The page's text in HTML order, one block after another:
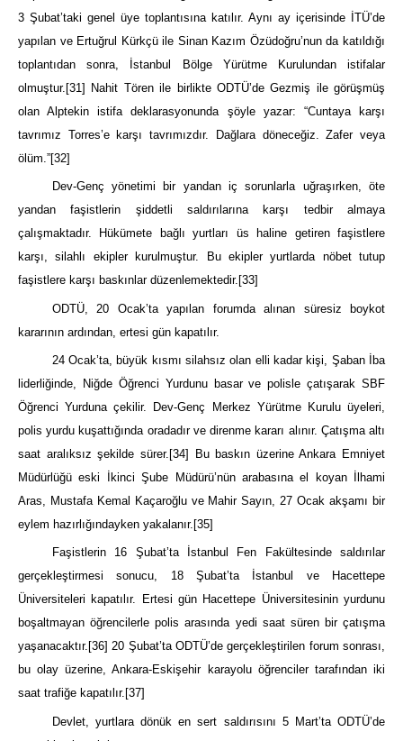
3 Şubat’taki genel üye toplantısına katılır. Aynı ay içerisinde İTÜ’de
yapılan ve Ertuğrul Kürkçü ile Sinan Kazım Özüdoğru’nun da katıldığı
toplantıdan sonra, İstanbul Bölge Yürütme Kurulundan istifalar
olmuştur. [31]
Nahit Tören ile birlikte ODTÜ’de Gezmiş ile görüşmüş
olan Alptekin istifa deklarasyonunda şöyle yazar: “Cuntaya karşı
tavrımız Torres’e karşı tavrımızdır. Dağlara döneceğiz. Zafer veya
ölüm.”[32]
Dev-Genç yönetimi bir yandan iç sorunlarla uğraşırken, öte
yandan faşistlerin şiddetli saldırılarına karşı tedbir almaya
çalışmaktadır. Hükümete bağlı yurtları üs haline getiren faşistlere
karşı, silahlı ekipler kurulmuştur. Bu ekipler yurtlarda nöbet tutup
faşistlere karşı baskınlar düzenlemektedir. [33]
ODTÜ, 20 Ocak’ta yapılan forumda alınan süresiz boykot
kararının ardından, ertesi gün kapatılır.
24 Ocak’ta, büyük kısmı silahsız olan elli kadar kişi, Şaban İba
liderliğinde, Niğde Öğrenci Yurdunu basar ve polisle çatışarak SBF
Öğrenci Yurduna çekilir. Dev-Genç Merkez Yürütme Kurulu üyeleri,
polis yurdu kuşattığında oradadır ve direnme kararı alınır. Çatışma altı
saat aralıksız şekilde sürer. [34]
Bu baskın üzerine Ankara Emniyet
Müdürlüğü eski İkinci Şube Müdürü’nün arabasına el koyan İlhami
Aras, Mustafa Kemal Kaçaroğlu ve Mahir Sayın, 27 Ocak akşamı bir
eylem hazırlığındayken yakalanır. [35]
Faşistlerin 16 Şubat’ta İstanbul Fen Fakültesinde saldırılar
gerçekleştirmesi sonucu, 18 Şubat’ta İstanbul ve Hacettepe
Üniversiteleri kapatılır. Ertesi gün Hacettepe Üniversitesinin yurdunu
boşaltmayan öğrencilerle polis arasında yedi saat süren bir çatışma
yaşanacaktır. [36] 20 Şubat’ta ODTÜ’de gerçekleştirilen forum sonrası,
bu olay üzerine, Ankara-Eskişehir karayolu öğrenciler tarafından iki
saat trafiğe kapatılır. [37]
Devlet, yurtlara dönük en sert saldırısını 5 Mart’ta ODTÜ’de